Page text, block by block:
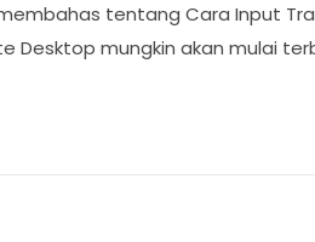
tentang Cara Input
mungkin akan mulai